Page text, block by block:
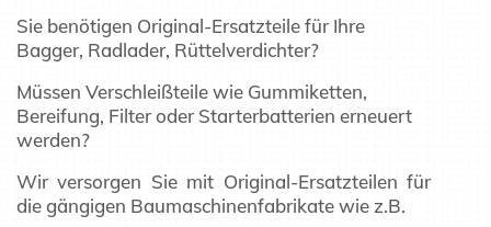
Sie benötigen Original-Ersatzteile für Ihre
Bagger, Radlader, Rüttelverdichter?
Müssen Verschleißteile wie Gummiketten,
Bereifung, Filter oder Starterbatterien erneuert
werden?
Wir versorgen Sie mit Original-Ersatzteilen für
die gängigen Baumaschinenfabrikate wie z.B.